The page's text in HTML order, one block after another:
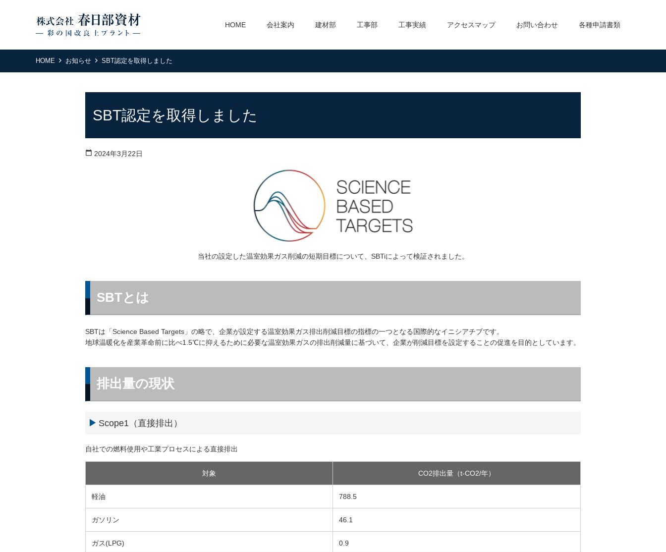
HOME 会社案内 建材部 工事部 工事実績 アクセスマップ お問い合わせ 各種申請書類
HOME お知らせ SBT認定を取得しました
SBT認定を取得しました
calendar_today 2024年3月22日
当社の設定した温室効果ガス削減の短期目標について、SBTiによって検証されました。
SBTとは
SBTは「Science Based Targets」の略で、企業が設定する温室効果ガス排出削減目標の指標の一つとなる国際的なイニシアチブです。
地球温暖化を産業革命前に比べ1.5℃に抑えるために必要な温室効果ガスの排出削減量に基づいて、企業が削減目標を設定することの促進を目的としています。
排出量の現状
Scope1（直接排出）
自社での燃料使用や工業プロセスによる直接排出
対象 CO2排出量（t-CO2/年）
軽油 788.5
ガソリン 46.1
ガス(LPG) 0.9